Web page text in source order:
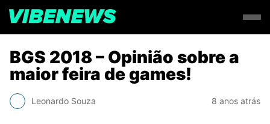
BGS 2018 – Opinião sobre a
maior feira de games!
Leonardo Souza 8 anos atrás